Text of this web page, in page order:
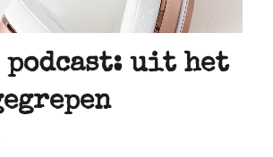
podcast: uit het